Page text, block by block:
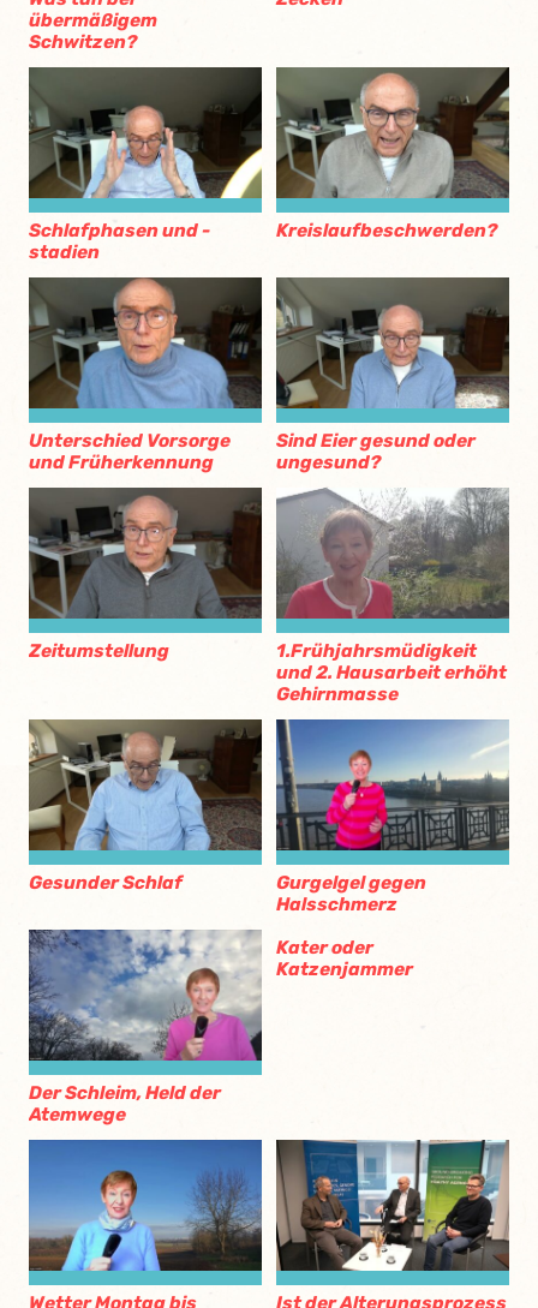
übermäßigem
Schwitzen?
Schlafphasen und -
stadien
Kreislaufbeschwerden?
Unterschied Vorsorge
und Früherkennung
Sind Eier gesund oder
ungesund?
Zeitumstellung
1.Frühjahrsmüdigkeit
und 2. Hausarbeit erhöht
Gehirnmasse
Gesunder Schlaf
Gurgelgel gegen
Halsschmerz
Der Schleim, Held der
Atemwege
Kater oder
Katzenjammer
Wetter Montag bis Ist der Alterungsprozess